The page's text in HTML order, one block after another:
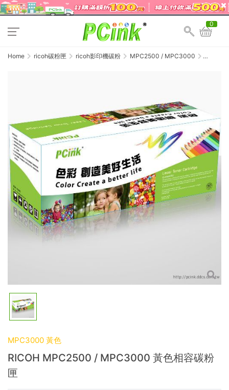
0
Home ricoh碳粉匣 ricoh影印機碳粉
MPC2500 / MPC3000
碳粉匣
MPC3000 黃色
RICOH MPC2500 / MPC3000 黃色相容碳粉
匣